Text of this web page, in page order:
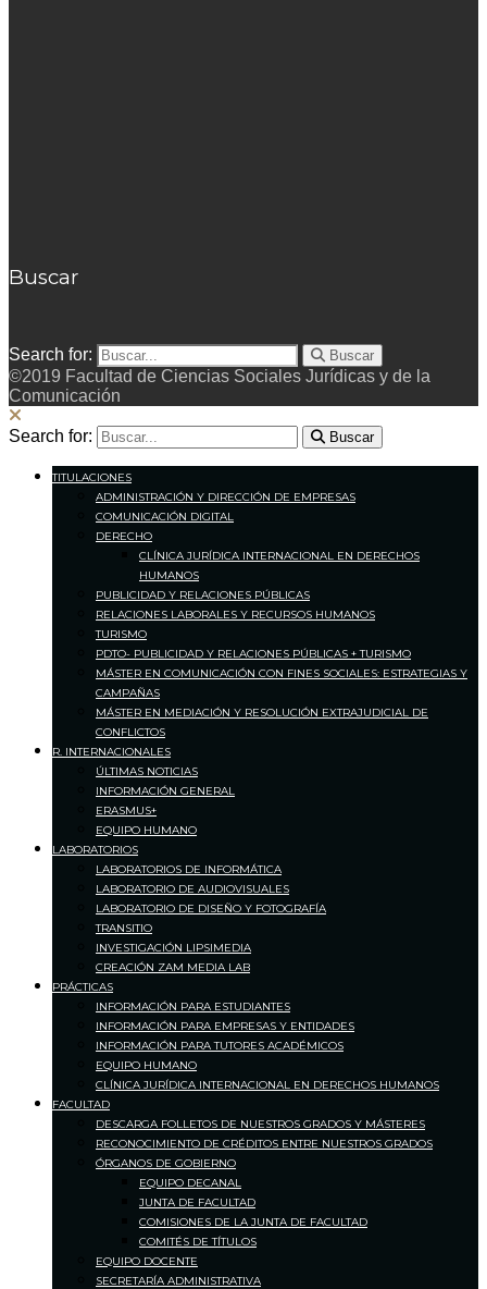
Buscar
Search for: Buscar
©2019 Facultad de Ciencias Sociales Jurídicas y de la
Comunicación
Search for: Buscar
TITULACIONES
ADMINISTRACIÓN Y DIRECCIÓN DE EMPRESAS
COMUNICACIÓN DIGITAL
DERECHO
CLÍNICA JURÍDICA INTERNACIONAL EN DERECHOS
HUMANOS
PUBLICIDAD Y RELACIONES PÚBLICAS
RELACIONES LABORALES Y RECURSOS HUMANOS
TURISMO
PDTO- PUBLICIDAD Y RELACIONES PÚBLICAS + TURISMO
MÁSTER EN COMUNICACIÓN CON FINES SOCIALES: ESTRATEGIAS Y
CAMPAÑAS
MÁSTER EN MEDIACIÓN Y RESOLUCIÓN EXTRAJUDICIAL DE
CONFLICTOS
R. INTERNACIONALES
ÚLTIMAS NOTICIAS
INFORMACIÓN GENERAL
ERASMUS+
EQUIPO HUMANO
LABORATORIOS
LABORATORIOS DE INFORMÁTICA
LABORATORIO DE AUDIOVISUALES
LABORATORIO DE DISEÑO Y FOTOGRAFÍA
TRANSITIO
INVESTIGACIÓN LIPSIMEDIA
CREACIÓN ZAM MEDIA LAB
PRÁCTICAS
INFORMACIÓN PARA ESTUDIANTES
INFORMACIÓN PARA EMPRESAS Y ENTIDADES
INFORMACIÓN PARA TUTORES ACADÉMICOS
EQUIPO HUMANO
CLÍNICA JURÍDICA INTERNACIONAL EN DERECHOS HUMANOS
FACULTAD
DESCARGA FOLLETOS DE NUESTROS GRADOS Y MÁSTERES
RECONOCIMIENTO DE CRÉDITOS ENTRE NUESTROS GRADOS
ÓRGANOS DE GOBIERNO
EQUIPO DECANAL
JUNTA DE FACULTAD
COMISIONES DE LA JUNTA DE FACULTAD
COMITÉS DE TÍTULOS
EQUIPO DOCENTE
SECRETARÍA ADMINISTRATIVA